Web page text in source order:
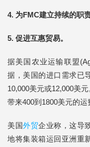
4. 为FMC建立持续的职
5. 促进互惠贸易。
据美国农业运输联盟
据，美国的进口需求已
10,000美元或12,000美
带来400到1800美元的运
美国外贸企业称，这导
地将集装箱运回亚洲重